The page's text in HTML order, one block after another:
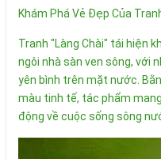
Khám Phá Vẻ Đẹp Của
Tranh "Làng Chài" tái hiện
ngôi nhà sàn ven sông, với
yên bình trên mặt nước.
màu tinh tế, tác phẩm
động về cuộc sống sông